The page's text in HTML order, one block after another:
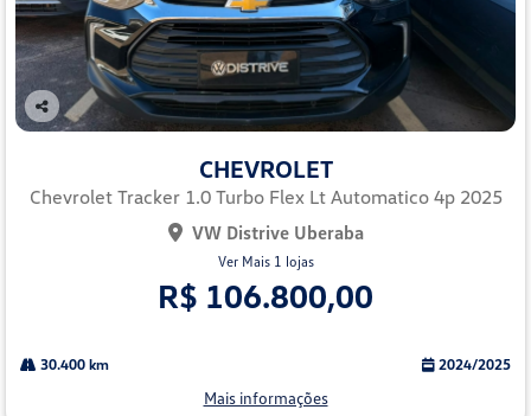
Co
lhe
CHEVROLET
Chevrolet Tracker 1.0 Turbo Flex Lt Automatico 4p 2025
VW Distrive Uberaba
Ver Mais 1 lojas
R$ 106.800,00
30.400 km 2024/2025
Mais informações